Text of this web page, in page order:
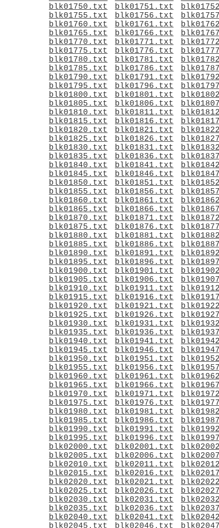
blk01750.txt
blk01751.txt
blk01755.txt
blk01756.txt
blk01760.txt
blk01761.txt
blk01765.txt
blk01766.txt
blk01770.txt
blk01771.txt
blk01775.txt
blk01776.txt
blk01780.txt
blk01781.txt
blk01785.txt
blk01786.txt
blk01790.txt
blk01791.txt
blk01795.txt
blk01796.txt
blk01800.txt
blk01801.txt
blk01805.txt
blk01806.txt
blk01810.txt
blk01811.txt
blk01815.txt
blk01816.txt
blk01820.txt
blk01821.txt
blk01825.txt
blk01826.txt
blk01830.txt
blk01831.txt
blk01835.txt
blk01836.txt
blk01840.txt
blk01841.txt
blk01845.txt
blk01846.txt
blk01850.txt
blk01851.txt
blk01855.txt
blk01856.txt
blk01860.txt
blk01861.txt
blk01865.txt
blk01866.txt
blk01870.txt
blk01871.txt
blk01875.txt
blk01876.txt
blk01880.txt
blk01881.txt
blk01885.txt
blk01886.txt
blk01890.txt
blk01891.txt
blk01895.txt
blk01896.txt
blk01900.txt
blk01901.txt
blk01905.txt
blk01906.txt
blk01910.txt
blk01911.txt
blk01915.txt
blk01916.txt
blk01920.txt
blk01921.txt
blk01925.txt
blk01926.txt
blk01930.txt
blk01931.txt
blk01935.txt
blk01936.txt
blk01940.txt
blk01941.txt
blk01945.txt
blk01946.txt
blk01950.txt
blk01951.txt
blk01955.txt
blk01956.txt
blk01960.txt
blk01961.txt
blk01965.txt
blk01966.txt
blk01970.txt
blk01971.txt
blk01975.txt
blk01976.txt
blk01980.txt
blk01981.txt
blk01985.txt
blk01986.txt
blk01990.txt
blk01991.txt
blk01995.txt
blk01996.txt
blk02000.txt
blk02001.txt
blk02005.txt
blk02006.txt
blk02010.txt
blk02011.txt
blk02015.txt
blk02016.txt
blk02020.txt
blk02021.txt
blk02025.txt
blk02026.txt
blk02030.txt
blk02031.txt
blk02035.txt
blk02036.txt
blk02040.txt
blk02041.txt
blk02045.txt
blk02046.txt